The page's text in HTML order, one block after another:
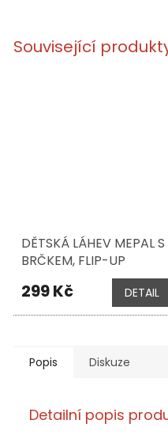
Související
DĚTSKÁ LÁHEV MEPAL S
BRČKEM, FLIP-UP
CAMPUS 500 ML,
MODRÁ
299 Kč DETAIL
Popis Diskuze
Detailní popis